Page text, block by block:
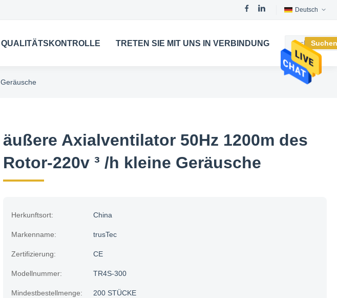
Deutsch
QUALITÄTSKONTROLLE TRETEN SIE MIT UNS IN VERBINDUNG
äußere Axialventilator 50Hz 1200m des
Rotor-220v ³ /h kleine Geräusche
Herkunftsort: China
Markenname: trusTec
Zertifizierung: CE
Modellnummer: TR4S-300
Mindestbestellmenge: 200 STÜCKE